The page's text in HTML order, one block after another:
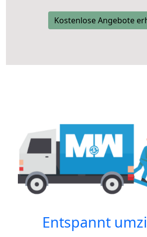
Kostenlose Angebote
Entspannt